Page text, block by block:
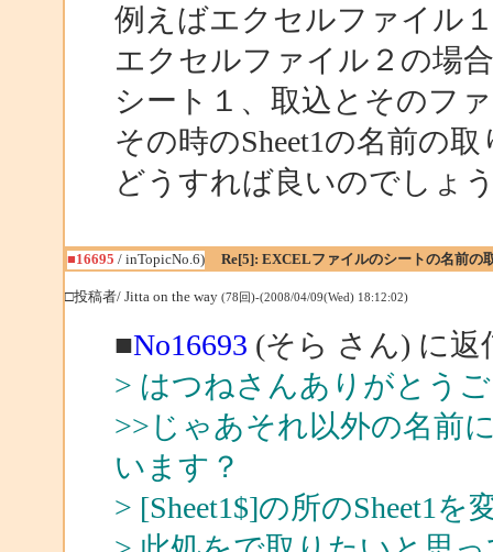
例えばエクセルファイル
エクセルファイル２の場
シート１、取込とそのフ
その時のSheet1の名前の
どうすれば良いのでしょ
■16695 / inTopicNo.6) Re[5]: EXCELファイルのシートの名前の
□投稿者/ Jitta on the way (78回)-(2008/04/09(Wed) 18:12:02)
■No16693 (そら さん) に返
> はつねさんありがとう
>>じゃあそれ以外の名前
います？
> [Sheet1$]の所のSheet1